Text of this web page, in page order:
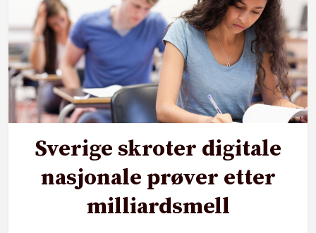
Sverige skroter digitale
nasjonale prøver etter
milliardsmell